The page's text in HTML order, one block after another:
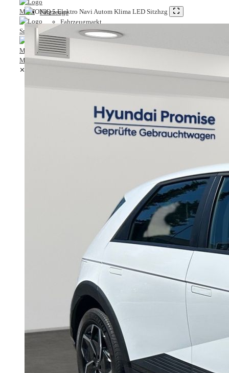
Fahrzeuge
Fahrzeugmarkt
Probefahrt
Service
Leistungsspektrum
Lackier- und Karosseriezentrum
MB-Service-Vorteilsprogramm
Karriere bei A.M.T.
Stellenangebote
✕
Leistungsspektrum
Lackier- und Karosseriezentrum
Anfahrt & Öffnungszeiten
Ansprechpartner
Probefahrt
Nutzfahrzeugzentrum